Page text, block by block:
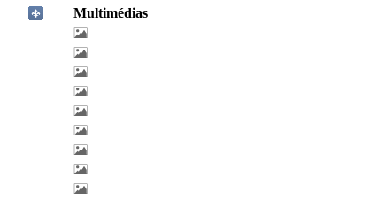
Multimédias